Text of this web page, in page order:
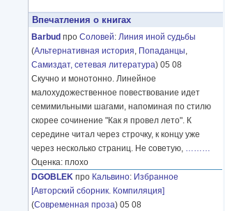
Впечатления о книгах
Barbud про Соловей: Линия иной судьбы
(Альтернативная история, Попаданцы,
Самиздат, сетевая литература) 05 08
Скучно и монотонно. Линейное
малохудожественное повествование идет
семимильными шагами, напоминая по стилю
скорее сочинение "Как я провел лето". К
середине читал через строчку, к концу уже
через несколько страниц. Не советую, ………
Оценка: плохо
DGOBLEK про Кальвино: Избранное
[Авторский сборник. Компиляция]
(Современная проза) 05 08